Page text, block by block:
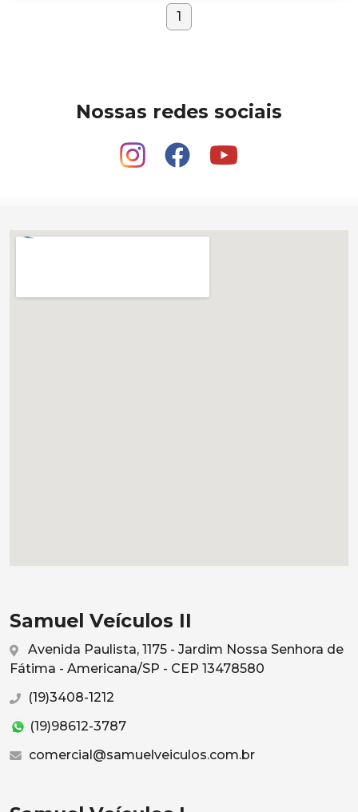
1
Nossas redes sociais
Samuel Veículos II
Avenida Paulista, 1175 - Jardim Nossa Senhora de
Fátima - Americana/SP - CEP 13478580
(19)3408-1212
(19)98612-3787
comercial@samuelveiculos.com.br